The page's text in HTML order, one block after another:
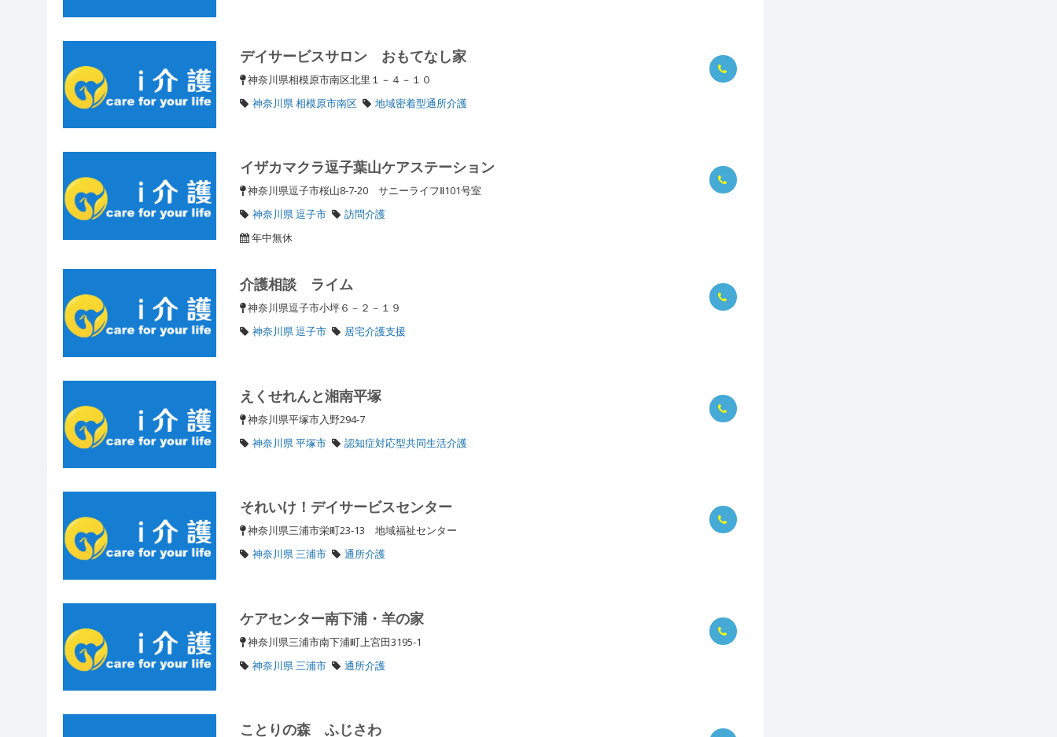
デイサービスサロン おもてなし家
神奈川県相模原市南区北里１－４－１０
神奈川県 相模原市南区
地域密着型通所介護
イザカマクラ逗子葉山ケアステーション
神奈川県逗子市桜山8-7-20 サニーライフⅡ101号室
神奈川県 逗子市
訪問介護
年中無休
介護相談 ライム
神奈川県逗子市小坪６－２－１９
神奈川県 逗子市
居宅介護支援
えくせれんと湘南平塚
神奈川県平塚市入野294-7
神奈川県 平塚市
認知症対応型共同生活介護
それいけ！デイサービスセンター
神奈川県三浦市栄町23-13 地域福祉センター
神奈川県 三浦市
通所介護
ケアセンター南下浦・羊の家
神奈川県三浦市南下浦町上宮田3195-1
神奈川県 三浦市
通所介護
ことりの森 ふじさわ